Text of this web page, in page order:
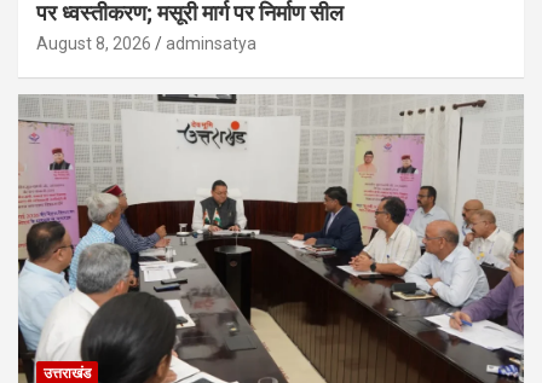
पर ध्वस्तीकरण; मसूरी मार्ग पर निर्माण सील
August 8, 2026 adminsatya
उत्तराखंड